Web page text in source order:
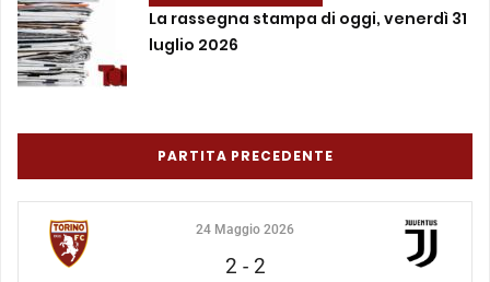
La rassegna stampa di oggi, venerdì 31
luglio 2026
PARTITA PRECEDENTE
24 Maggio 2026
2 - 2